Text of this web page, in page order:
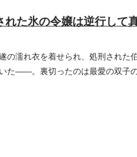
れた氷の令嬢は逆行して
の濡れ衣を着せられ、処刑された
た――。裏切ったのは最愛の双子